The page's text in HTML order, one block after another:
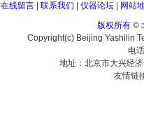
在线留言| 联系我们 仪器论坛|
网站
版权所有©
Copyright(c) Beijing Yashilin
电
地址：北京市大兴经
友情链